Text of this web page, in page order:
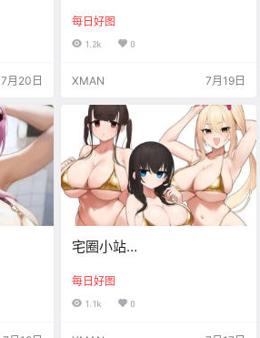
7月20日
每日好图
1.2k 0
XMAN 7月19日
宅圈小站
每日好图
1.1k 0